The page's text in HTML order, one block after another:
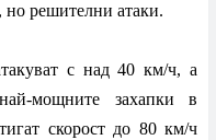
но решителни атаки.
с над 40 км/ч, а
мощните захапки в
скорост до 80 км/ч